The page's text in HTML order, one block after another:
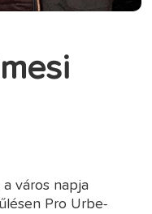
város napja
Pro Urbe-